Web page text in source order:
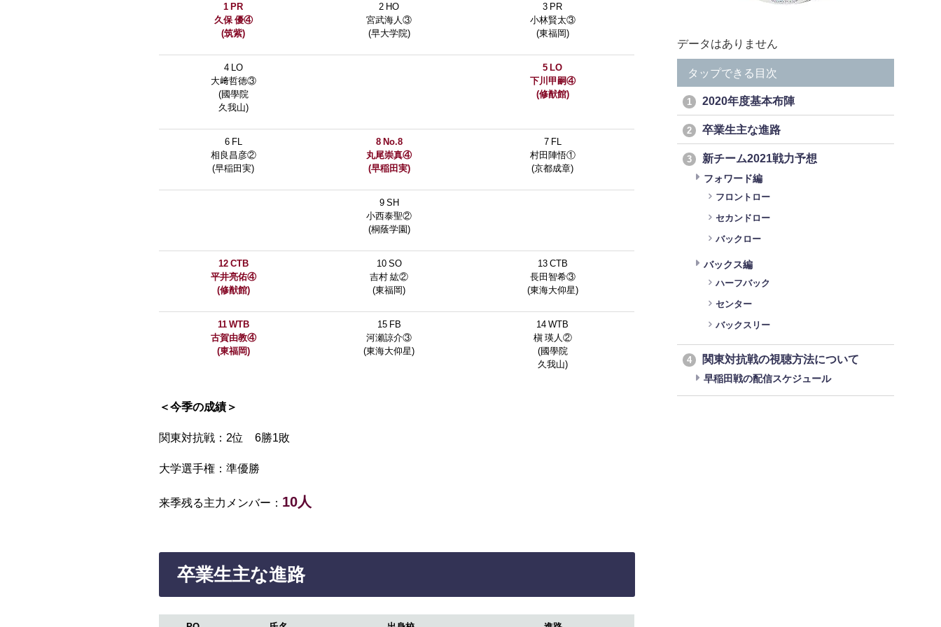
1 PR
久保 優④
(筑紫)
2 HO
宮武海人③
(早大学院)
3 PR
小林賢太③
(東福岡)
4 LO
大﨑哲徳③
(國學院
久我山)
5 LO
下川甲嗣④
(修猷館)
6 FL
相良昌彦②
(早稲田実)
8 No.8
丸尾崇真④
(早稲田実)
7 FL
村田陣悟①
(京都成章)
9 SH
小西泰聖②
(桐蔭学園)
12 CTB
平井亮佑④
(修猷館)
10 SO
吉村 紘②
(東福岡)
13 CTB
長田智希③
(東海大仰星)
11 WTB
古賀由教④
(東福岡)
15 FB
河瀬諒介③
(東海大仰星)
14 WTB
槇 瑛人②
(國學院
久我山)
＜今季の成績＞
関東対抗戦：2位 6勝1敗
大学選手権：準優勝
来季残る主力メンバー： 10人
卒業生主な進路
データはありません
タップできる目次
1 2020年度基本布陣
2 卒業生主な進路
3 新チーム2021戦力予想
フォワード編
フロントロー
セカンドロー
バックロー
バックス編
ハーフバック
センター
バックスリー
4 関東対抗戦の視聴方法について
早稲田戦の配信スケジュール